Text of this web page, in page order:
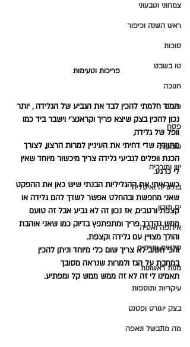
צמחוני וטבעוני
ראש השנה וכיפור
סוכות
טו בשבט
חנוכה
פורים
פסח
שבועות
יוון ותורכיה
בולגריה ואיטליה
ים תיכון
אירופה ואסיה
סלטים ומרקים
מנות ראשונות
עיקריות ותוספות
בצק יוגורט ופטנט
מה מתבשל ונאפה
פריכות וטעימות
תמיד חלמתי להכין לבד את הגביע של הגלידה , יותר
נכון להכין בצק שיצא פריך וקראנצ'י וישבר ביד כמו
וופל של גלידה,
מתוודה שדי דחיתי את העיניין למרות הרצון, לצורך
הכנת וופלים לגביעי גלידה צריך מיכשור מיוחד שאין
לי כרגע.
כשראיתי את ההגליליות הבנתי שיש כאן את ההפקט
שאני מחפשת ובהחלט אפשר לשדך להם גלידה או
קצפת ורטבים, אז נכון זה לא גביע אבל זה טועם
ממש נהדרך פריך ומתפתפץ בדיוק כמו שאני אוהבת
והולך מצויין עם גלידה וקצפת.
והכי חשוב לא צריך שום כלי מיוחד וניתן להכין
במחבת על הגז ולמרות שנראה מסובך
תאמינו לי זה לא זה ממש ממש קל ומפתיע.